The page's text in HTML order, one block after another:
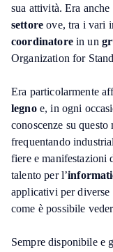
sua attività. Era
settore ove, tra i vari
coordinatorein un
Organization for
Era particolarmente
legnoe, in ogni
conoscenze su
frequentando
fiere e manifestazioni
talento per l’
applicativi per diverse
come è possibile
Sempre disponibile e